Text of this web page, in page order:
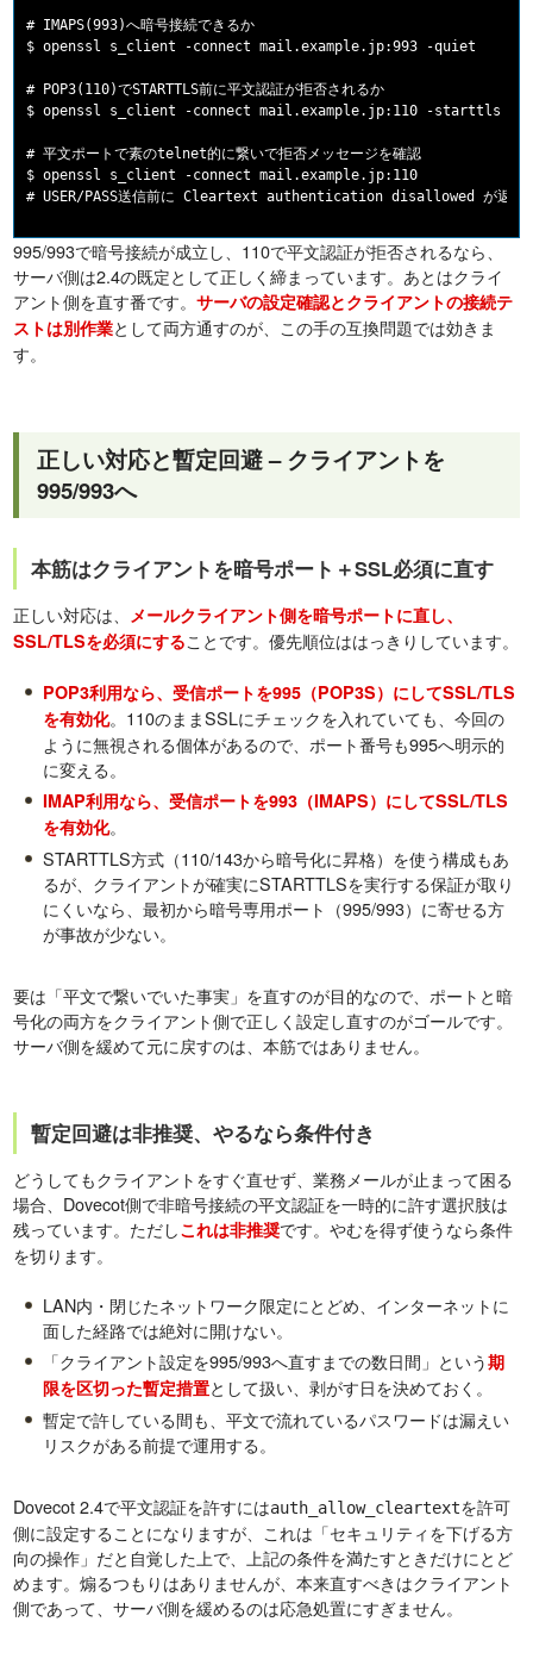
# IMAPS(993)へ暗号接続できるか
$ openssl s_client -connect mail.example.jp:993 -quiet
# POP3(110)でSTARTTLS前に平文認証が拒否されるか
$ openssl s_client -connect mail.example.jp:110 -starttls
# 平文ポートで素のtelnet的に繋いで拒否メッセージを確認
$ openssl s_client -connect mail.example.jp:110
995/993で暗号接続が成立し、110で平文認証が拒否されるなら、
サーバ側は2.4の既定として正しく締まっています。あとはクライ
アント側を直す番です。サーバの設定確認とクライアントの接続テ
ストは別作業として両方通すのが、この手の互換問題では効きま
す。
正しい対応と暫定回避 – クライアントを
995/993へ
本筋はクライアントを暗号ポート＋SSL必須に直す
正しい対応は、 メールクライアント側を暗号ポートに直し、
SSL/TLSを必須にすることです。優先順位ははっきりしています。
POP3利用なら、受信ポートを995（POP3S）にしてSSL/TLS
を有効化。110のままSSLにチェックを入れていても、今回の
ように無視される個体があるので、ポート番号も995へ明示的
に変える。
IMAP利用なら、受信ポートを993（IMAPS）にしてSSL/TLS
を有効化。
STARTTLS方式（110/143から暗号化に昇格）を使う構成もあ
るが、クライアントが確実にSTARTTLSを実行する保証が取り
にくいなら、最初から暗号専用ポート（995/993）に寄せる方
が事故が少ない。
要は「平文で繋いでいた事実」を直すのが目的なので、ポートと暗
号化の両方をクライアント側で正しく設定し直すのがゴールです。
サーバ側を緩めて元に戻すのは、本筋ではありません。
暫定回避は非推奨、やるなら条件付き
どうしてもクライアントをすぐ直せず、業務メールが止まって困る
場合、Dovecot側で非暗号接続の平文認証を一時的に許す選択肢は
残っています。ただしこれは非推奨です。やむを得ず使うなら条件
を切ります。
LAN内・閉じたネットワーク限定にとどめ、インターネットに
面した経路では絶対に開けない。
「クライアント設定を995/993へ直すまでの数日間」という期
限を区切った暫定措置として扱い、剥がす日を決めておく。
暫定で許している間も、平文で流れているパスワードは漏えい
リスクがある前提で運用する。
Dovecot 2.4で平文認証を許すにはauth_allow_cleartextを許可
側に設定することになりますが、これは「セキュリティを下げる方
向の操作」だと自覚した上で、上記の条件を満たすときだけにとど
めます。煽るつもりはありませんが、本来直すべきはクライアント
側であって、サーバ側を緩めるのは応急処置にすぎません。